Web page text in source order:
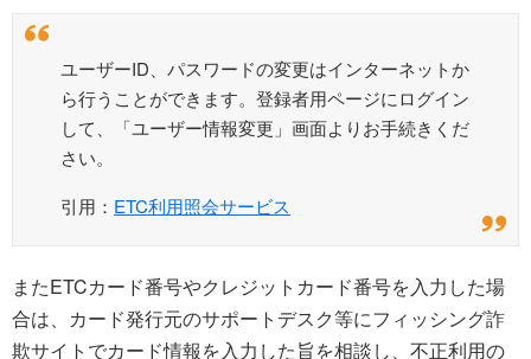
ユーザーID、パスワードの変更はインターネットか
ら行うことができます。登録者用ページにログイン
して、「ユーザー情報変更」画面よりお手続きくだ
さい。
引用： ETC利用照会サービス
またETCカード番号やクレジットカード番号を入力した場
合は、カード発行元のサポートデスク等にフィッシング詐
欺サイトでカード情報を入力した旨を相談し、不正利用の